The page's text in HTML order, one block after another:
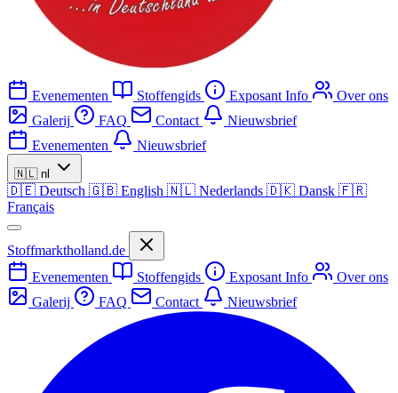
Evenementen Stoffengids Exposant Info
Over ons
Galerij
FAQ Contact
Nieuwsbrief
Evenementen
Nieuwsbrief
🇳🇱 nl
🇩🇪 Deutsch 🇬🇧 English 🇳🇱 Nederlands 🇩🇰 Dansk 🇫🇷
Français
Stoffmarktholland.de
Evenementen
Stoffengids Exposant Info
Over ons
Galerij
FAQ Contact Nieuwsbrief